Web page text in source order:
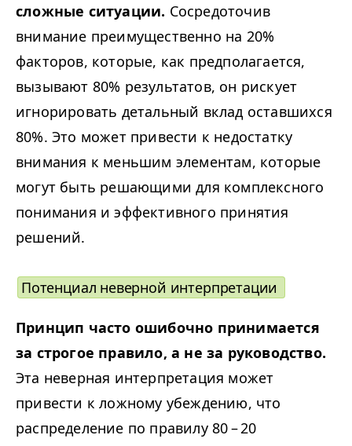
сложные ситуации. Сосредоточив
внимание преимущественно на 20%
факторов, которые, как предполагается,
вызывают 80% результатов, он рискует
игнорировать детальный вклад оставшихся
80%. Это может привести к недостатку
внимания к меньшим элементам, которые
могут быть решающими для комплексного
понимания и эффективного принятия
решений.
Потенциал неверной интерпретации
Принцип часто ошибочно принимается
за строгое правило, а не за руководство.
Эта неверная интерпретация может
привести к ложному убеждению, что
распределение по правилу 80 – 20